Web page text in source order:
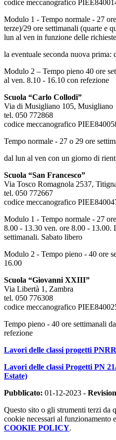
codice meccanografico
Modulo 1 - Tempo normale - 27
terze)/29 ore settimanali (quarte e
lun al ven in funzione delle
la eventuale seconda nuova prima:
Modulo 2 – Tempo pieno 40 ore
al ven. 8.10 - 16.10 con refezione
Scuola “Carlo Collodi”
Via di Musigliano 105, Musigliano
tel. 050 772868
codice meccanografico
Tempo normale - 27 o 29 ore
dal lun al ven con un giorno di
Scuola “San Francesco”
Via Tosco Romagnola 2537,
tel. 050 772667
codice meccanografico
Modulo 1 - Tempo normale - 27
8.00 - 13.30 ven. ore 8.00 - 13.00.
settimanali. Sabato libero
Modulo 2 - Tempo pieno - 40 ore
16.00
Scuola “Giovanni XXIII”
Via Libertà 1, Zambra
tel. 050 776308
codice meccanografico
Tempo pieno - 40 ore settimanali
refezione
Lavori delle classi progetti
Lavori delle classi Progetti PN
Estate)
Pubblicato: 01-12-2023 -
Questo sito o gli strumenti terzi da
cookie necessari al
COOKIE POLICY.